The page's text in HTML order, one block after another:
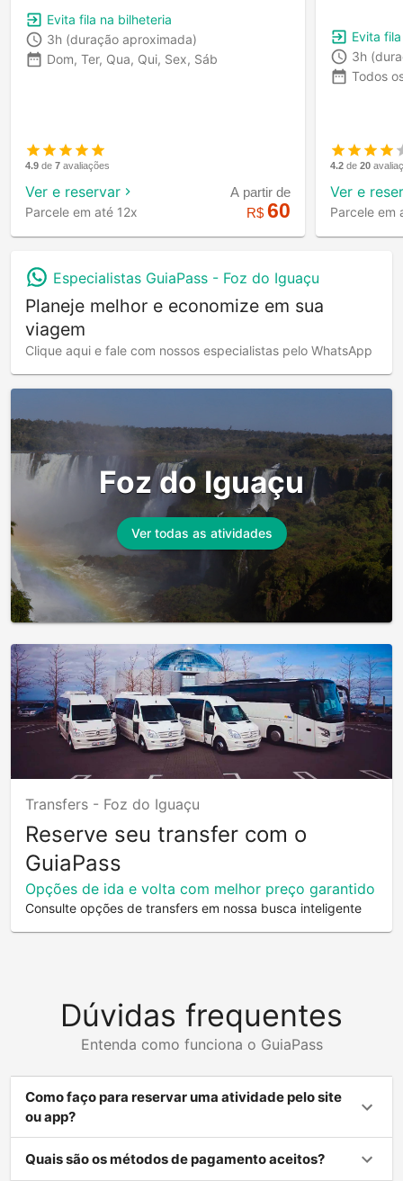
Evita fila na bilheteria
3h (duração aproximada)
Dom, Ter, Qua, Qui, Sex, Sáb
4.9 de 7 avaliações
Ver e reservar
Parcele em até 12x
A partir de
R$60
Evita
3h
Todos
4.2 de 20
Ver e
Parcele em
Especialistas GuiaPass - Foz do Iguaçu
Planeje melhor e economize em sua
viagem
Clique aqui e fale com nossos especialistas pelo WhatsApp
Foz do Iguaçu
Ver todas as atividades
Transfers - Foz do Iguaçu
Reserve seu transfer com o
GuiaPass
Opções de ida e volta com melhor preço garantido
Consulte opções de transfers em nossa busca inteligente
Dúvidas frequentes
Entenda como funciona o GuiaPass
Como faço para reservar uma atividade pelo site
ou app?
Quais são os métodos de pagamento aceitos?